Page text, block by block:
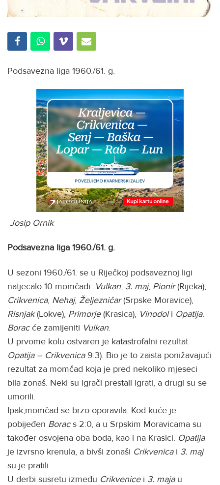
Podsavezna liga 1960./61. g.
Josip Ornik
Podsavezna liga 1960./61. g.
U sezoni 1960./61. se u Riječkoj podsaveznoj ligi
natjecalo 10 momčadi: Vulkan, 3. maj, Pionir(Rijeka),
Crikvenica, Nehaj, Željezničar(Srpske Moravice),
Risnjak(Lokve), Primorje(Krasica), Vinodoli Opatija.
Boracće zamijeniti Vulkan.
U prvome kolu ostvaren je katastrofalni rezultat
Opatija – Crikvenica9:3). Bio je to zaista ponižavajući
rezultat za momčad koja je pred nekoliko mjeseci
bila zonaš. Neki su igrači prestali igrati, a drugi su se
umorili.
Ipak,momčad se brzo oporavila. Kod kuće je
pobijeđen Boracs 2:0, a u Srpskim Moravicama su
također osvojena oba boda, kao i na Krasici. Opatija
je izvrsno krenula, a bivši zonaši Crikvenicai 3. maj
su je pratili.
U derbi susretu između Crikvenice i 3. majau